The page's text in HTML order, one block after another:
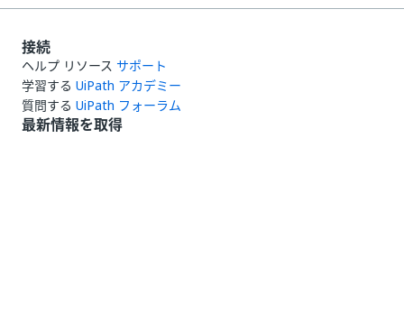
接続
ヘルプ リソース サポート
学習する UiPath アカデミー
質問する UiPath フォーラム
最新情報を取得